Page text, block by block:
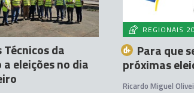
da
eleições no dia
REGIONAIS
Para que
próximas
Ricardo Miguel